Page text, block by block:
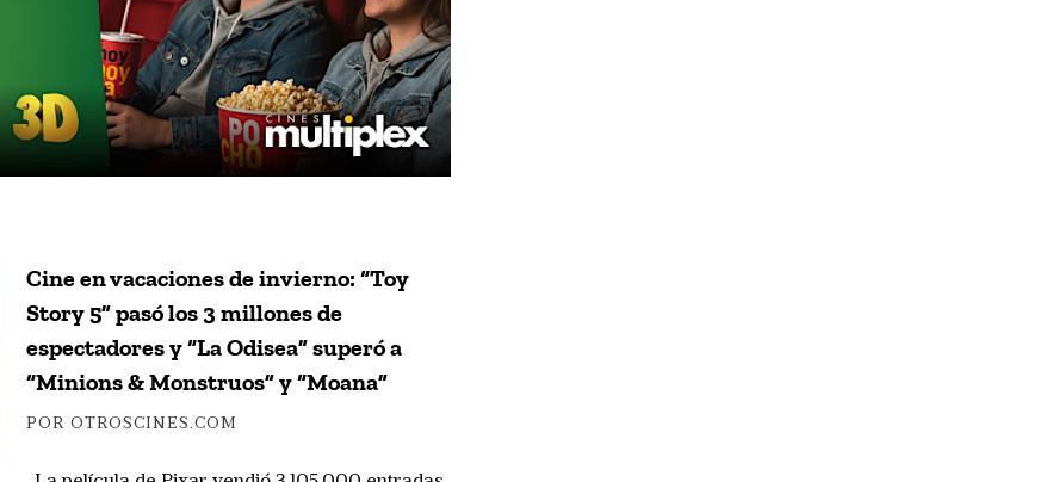
Cine en vacaciones de invierno: “Toy
Story 5” pasó los 3 millones de
espectadores y “La Odisea” superó a
“Minions & Monstruos” y “Moana”
POR OTROSCINES.COM